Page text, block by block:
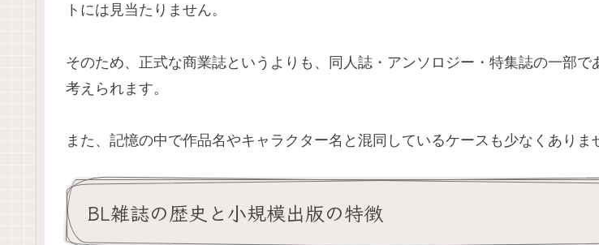
トには見当たりません。
そのため、正式な商業誌というよりも、同人誌・アンソロジー・特集誌の一部で
考えられます。
また、記憶の中で作品名やキャラクター名と混同しているケースも少なくありま
BL雑誌の歴史と小規模出版の特徴